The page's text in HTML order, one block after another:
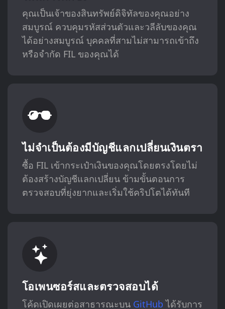
คุณเป็นเจ้าของสินทรัพย์ดิจิทัลของคุณอย่าง
สมบูรณ์ ควบคุมรหัสส่วนตัวและวลีลับของคุณ
ได้อย่างสมบูรณ์ บุคคลที่สามไม่สามารถเข้าถึง
หรือจำกัด FIL ของคุณได้
ไม่จำเป็นต้องมีบัญชีแลกเปลี่ยนเงินตรา
ซื้อ FIL เข้ากระเป๋าเงินของคุณโดยตรงโดยไม่
ต้องสร้างบัญชีแลกเปลี่ยน ข้ามขั้นตอนการ
ตรวจสอบที่ยุ่งยากและเริ่มใช้คริปโตได้ทันที
โอเพนซอร์สและตรวจสอบได้
โค้ดเปิดเผยต่อสาธารณะบน GitHub ได้รับการ